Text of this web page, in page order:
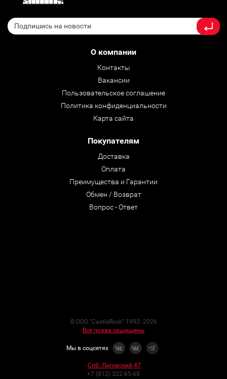
О компании
Контакты
Вакансии
Пользовательское соглашение
Политика конфиденциальности
Карта сайта
Покупателям
Доставка
Оплата
Преимущества и Гарантии
Обмен / Возврат
Вопрос - Ответ
© ООО "CastleRock" 1992- 2026
Все права защищены
Мы в соцсетях
- Спб. Лиговский 47:
+7 (812) 322-65-68